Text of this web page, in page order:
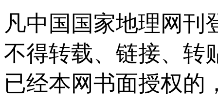
凡中国国家地理网刊
不得转载、链接、转
已经本网书面授权的